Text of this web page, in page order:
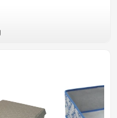
che rendono le tue
in uso, basta aprire la